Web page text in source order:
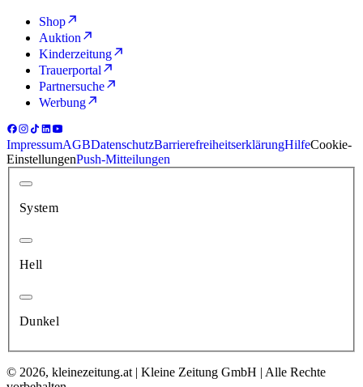
Shop
Auktion
Kinderzeitung
Trauerportal
Partnersuche
Werbung
ImpressumAGBDatenschutzBarrierefreiheitserklärungHilfeCookie-
EinstellungenPush-Mitteilungen
System
Hell
Dunkel
© 2026, kleinezeitung.at | Kleine Zeitung GmbH | Alle Rechte